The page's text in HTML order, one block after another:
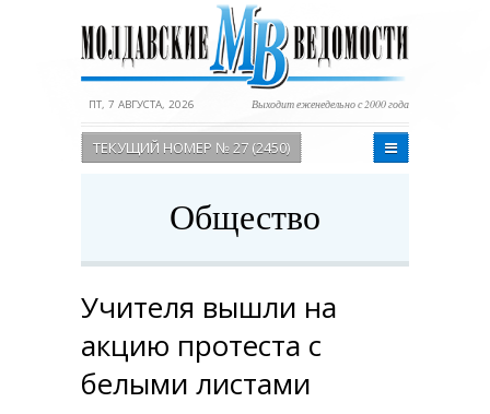
ПТ, 7 АВГУСТА, 2026 Выходит еженедельно с 2000 года
ТЕКУЩИЙ НОМЕР № 27 (2450)
Общество
Учителя вышли на
акцию протеста с
белыми листами